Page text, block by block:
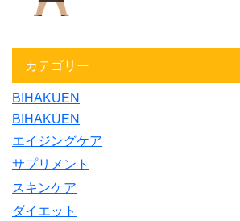
カテゴリー
BIHAKUEN
BIHAKUEN
エイジングケア
サプリメント
スキンケア
ダイエット